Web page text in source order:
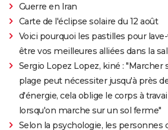
Guerre en Iran
Carte de l'éclipse solaire du 12 août
Voici pourquoi les pastilles pour
être vos meilleures alliées dans la
Sergio Lopez Lopez, kiné : "Marcher
plage peut nécessiter jusqu'à près
d'énergie, cela oblige le corps à
lorsqu'on marche sur un sol ferme"
Selon la psychologie, les personnes